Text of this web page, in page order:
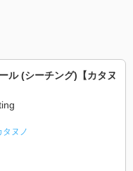
ル (シーチング)【カタヌ
ヌノ